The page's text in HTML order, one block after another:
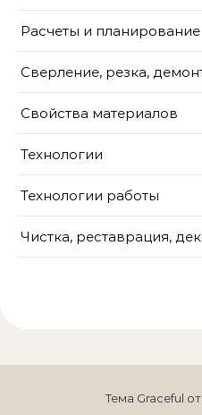
Расчеты и планирование
Сверление, резка,
Свойства материалов
Технологии
Технологии работы
Чистка, реставрация,
Тема Graceful от